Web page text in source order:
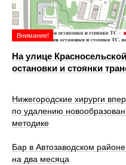
Внимание!
На улице
остановки и стоянки
Нижегородские хирурги
по удалению
методике
Бар в Автозаводском
на два месяца